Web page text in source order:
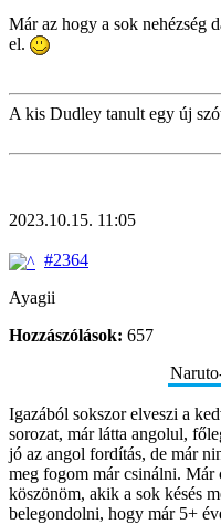
Már az hogy a sok nehézség
el.
A kis Dudley tanult egy új
2023.10.15. 11:05
#2364
Ayagii
Hozzászólások: 657
Igazából sokszor elveszi a
sorozat, már látta angolul,
jó az angol fordítás, de már
meg fogom már csinálni.
köszönöm, akik a sok késés
belegondolni, hogy már 5+